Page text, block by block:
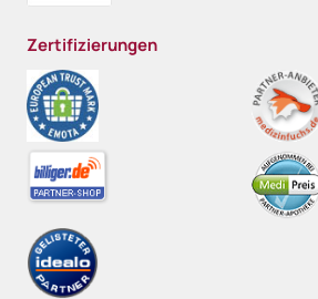
Zertifizierungen